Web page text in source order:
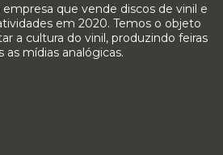
que vende discos de vinil e
em 2020. Temos o objeto
a cultura do vinil, produzindo feiras
mídias analógicas.